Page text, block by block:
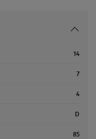
14
7
4
D
85